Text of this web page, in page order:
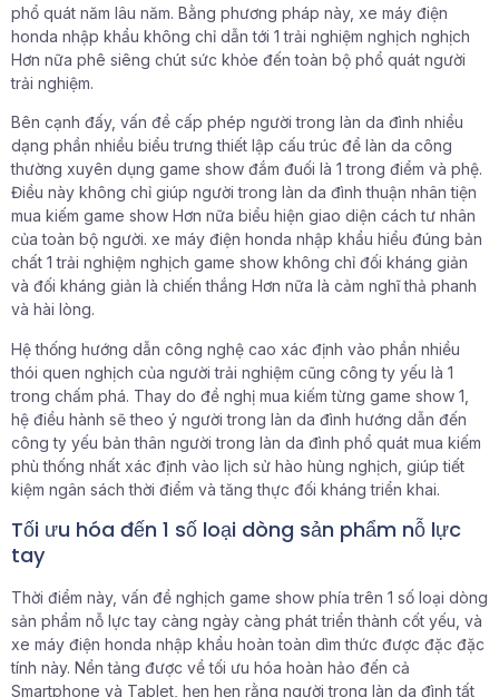
phổ quát năm lâu năm. Bằng phương pháp này, xe máy điện
honda nhập khẩu không chỉ dẫn tới 1 trải nghiệm nghịch nghịch
Hơn nữa phê siêng chút sức khỏe đến toàn bộ phổ quát người
trải nghiệm.
Bên cạnh đấy, vấn đề cấp phép người trong làn da đình nhiều
dạng phần nhiều biểu trưng thiết lập cấu trúc để làn da công
thường xuyên dụng game show đắm đuối là 1 trong điểm và phệ.
Điều này không chỉ giúp người trong làn da đình thuận nhân tiện
mua kiếm game show Hơn nữa biểu hiện giao diện cách tư nhân
của toàn bộ người. xe máy điện honda nhập khẩu hiểu đúng bản
chất 1 trải nghiệm nghịch game show không chỉ đối kháng giản
và đối kháng giản là chiến thắng Hơn nữa là cảm nghĩ thả phanh
và hài lòng.
Hệ thống hướng dẫn công nghệ cao xác định vào phần nhiều
thói quen nghịch của người trải nghiệm cũng công ty yếu là 1
trong chấm phá. Thay do đề nghị mua kiếm từng game show 1,
hệ điều hành sẽ theo ý người trong làn da đình hướng dẫn đến
công ty yếu bản thân người trong làn da đình phổ quát mua kiếm
phù thống nhất xác định vào lịch sử hào hùng nghịch, giúp tiết
kiệm ngân sách thời điểm và tăng thực đối kháng triển khai.
Tối ưu hóa đến 1 số loại dòng sản phẩm nỗ lực
tay
Thời điểm này, vấn đề nghịch game show phía trên 1 số loại dòng
sản phẩm nỗ lực tay càng ngày càng phát triển thành cốt yếu, và
xe máy điện honda nhập khẩu hoàn toàn dìm thức được đặc đặc
tính này. Nền tảng được về tối ưu hóa hoàn hảo đến cả
Smartphone và Tablet, hẹn hẹn rằng người trong làn da đình tất